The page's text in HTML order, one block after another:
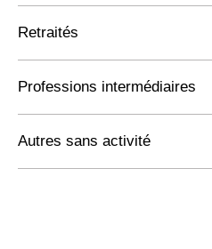
Retraités
Professions intermédiaires
Autres sans activité